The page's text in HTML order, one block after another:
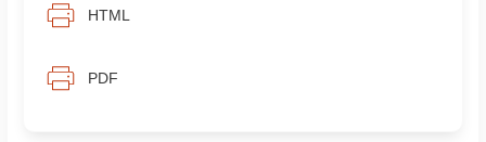
HTML
PDF